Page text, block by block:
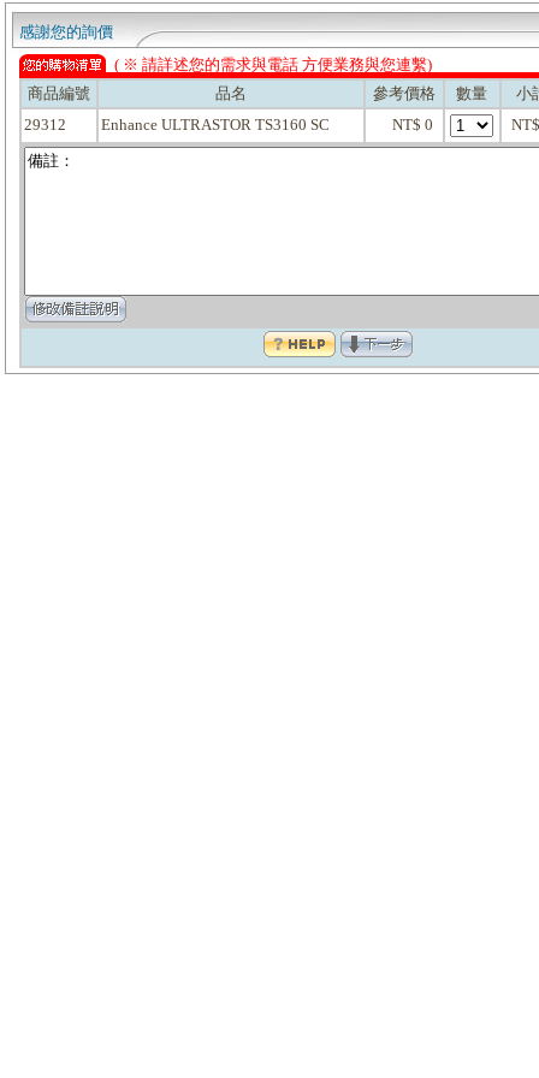
感謝您的詢價
( ※ 請詳述您的需求與電話 方便業務與您連繫)
商品編號
品名 參考價格 數量
小
29312
Enhance ULTRASTOR TS3160 SC NT$ 0